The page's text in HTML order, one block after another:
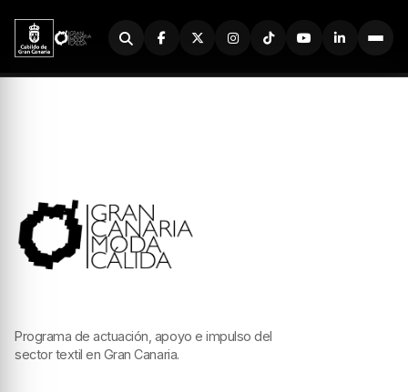
Buscador
Programa de actuación, apoyo e impulso del
sector textil en Gran Canaria.